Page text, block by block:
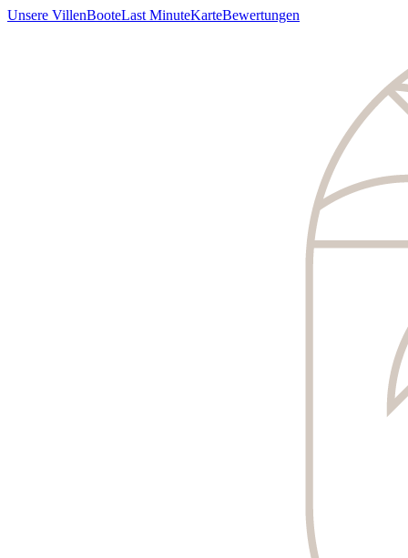
Unsere VillenBooteLast MinuteKarteBewertungen